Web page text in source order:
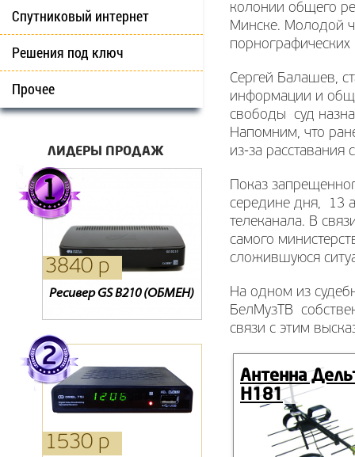
Спутниковый интернет
Решения под ключ
Прочее
ЛИДЕРЫ ПРОДАЖ
3840 р
Ресивер GS B210 (ОБМЕН)
1750 р
Oriel 793
1270 р
Oriel 202
1530 р
1210 р
1090 р
колонии общего
Минске. Молодой
порнографических
Сергей Балашев,
информации и
свободы суд
Напомним, что
из-за расставания
Показ
середине дня, 13
телеканала. В
самого
сложившуюся
На одном из
БелМузТВ
связи с этим
Антенна
Н181